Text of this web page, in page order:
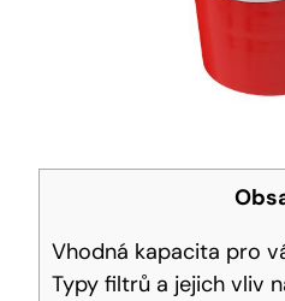
Vhodná kapacita pro
Typy filtrů a ‍jejich vliv